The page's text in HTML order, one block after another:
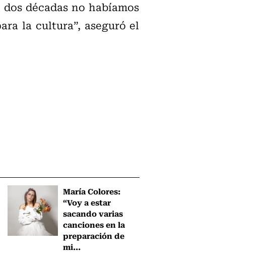
décadas no habíamos
la cultura”, aseguró el
María Colores:
“Voy a estar
sacando varias
canciones en la
preparación de
mi...